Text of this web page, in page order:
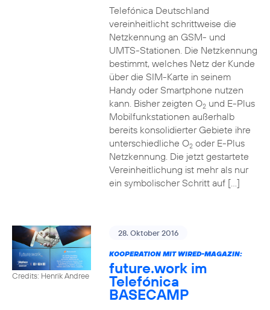
Telefónica Deutschland
vereinheitlicht schrittweise die
Netzkennung an GSM- und
UMTS-Stationen. Die Netzkennung
bestimmt, welches Netz der Kunde
über die SIM-Karte in seinem
Handy oder Smartphone nutzen
kann. Bisher zeigten O2und E-Plus
Mobilfunkstationen außerhalb
bereits konsolidierter Gebiete ihre
unterschiedliche O2oder E-Plus
Netzkennung. Die jetzt gestartete
Vereinheitlichung ist mehr als nur
ein symbolischer Schritt auf […]
Credits: Henrik Andree
28. Oktober 2016
KOOPERATION MIT WIRED-MAGAZIN:
future.work im
Telefónica
BASECAMP